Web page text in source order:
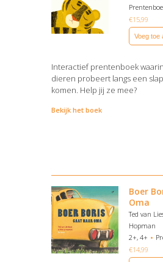
€15,99
Voeg toe
Interactief prentenboek
dieren probeert langs een
komen. Help jij ze mee?
Bekijk het boek
Boer
Oma
Ted van
Hopman
2+, 4+
€14,99